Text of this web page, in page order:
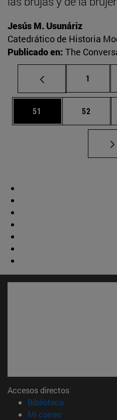
Jesús M. Usunáriz
Catedrático de Historia
Publicado en: The
Página
1
Página
51 Página
52
Accesos directos
Biblioteca
Mi correo(abre en nueva